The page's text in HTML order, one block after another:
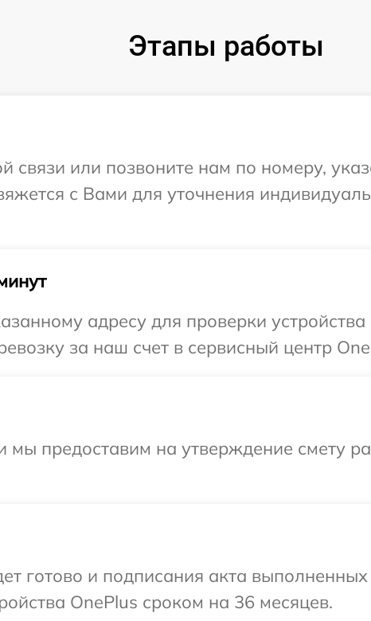
Этапы работы
связи или позвоните нам по номеру,
с Вами для уточнения
адресу для проверки
за наш счет в сервисный центр
мы предоставим на утверждение смету
готово и подписания акта
OnePlus сроком на 36 месяцев.